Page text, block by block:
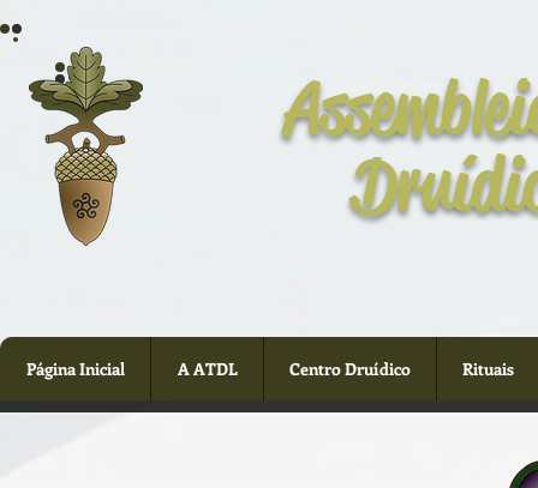
Página Inicial A ATDL Centro Druídico Rituais